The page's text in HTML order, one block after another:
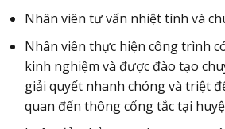
Nhân viên tư vấn nhiệt tình và
Nhân viên thực hiện công trình
kinh nghiệm và được đào tạo
giải quyết nhanh chóng và triệt
quan đến thông cống tắc tại